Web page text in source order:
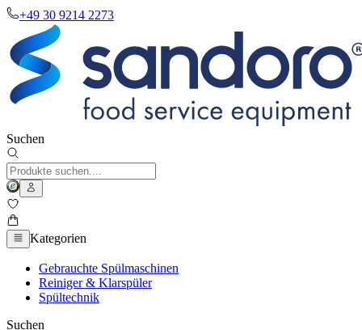
+49 30 9214 2273
Suchen
Kategorien
Gebrauchte Spülmaschinen
Reiniger & Klarspüler
Spültechnik
Suchen